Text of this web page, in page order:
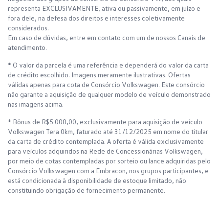
representa EXCLUSIVAMENTE, ativa ou passivamente, em juízo e
fora dele, na defesa dos direitos e interesses coletivamente
considerados.
Em caso de dúvidas, entre em contato com um de nossos Canais de
atendimento.
* O valor da parcela é uma referência e dependerá do valor da carta
de crédito escolhido. Imagens meramente ilustrativas. Ofertas
válidas apenas para cota de Consórcio Volkswagen. Este consórcio
não garante a aquisição de qualquer modelo de veículo demonstrado
nas imagens acima.
* Bônus de R$5.000,00, exclusivamente para aquisição de veículo
Volkswagen Tera 0km, faturado até 31/12/2025 em nome do titular
da carta de crédito contemplada. A oferta é válida exclusivamente
para veículos adquiridos na Rede de Concessionárias Volkswagen,
por meio de cotas contempladas por sorteio ou lance adquiridas pelo
Consórcio Volkswagen com a Embracon, nos grupos participantes, e
está condicionada à disponibilidade de estoque limitado, não
constituindo obrigação de fornecimento permanente.